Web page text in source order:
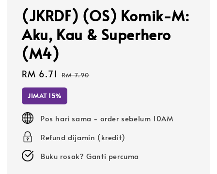
(JKRDF) (OS) Komik-M:
Aku, Kau & Superhero
(M4)
Sale
price
RM 6.71 Regular
price
RM 7.90
JIMAT 15%
Pos hari sama - order sebelum 10AM
Refund dijamin (kredit)
Buku rosak? Ganti percuma